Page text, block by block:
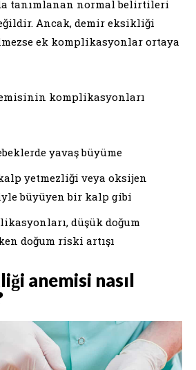
tanımlanan normal belirtileri
Ancak, demir eksikliği
ek komplikasyonlar ortaya
komplikasyonları
yavaş büyüme
yetmezliği veya oksijen
büyüyen bir kalp gibi
düşük doğum
doğum riski artışı
anemisi nasıl